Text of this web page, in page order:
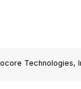
Technologies,